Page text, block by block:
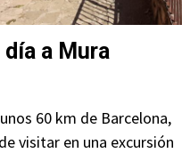
a Mura
60 km de Barcelona,
visitar en una excursión